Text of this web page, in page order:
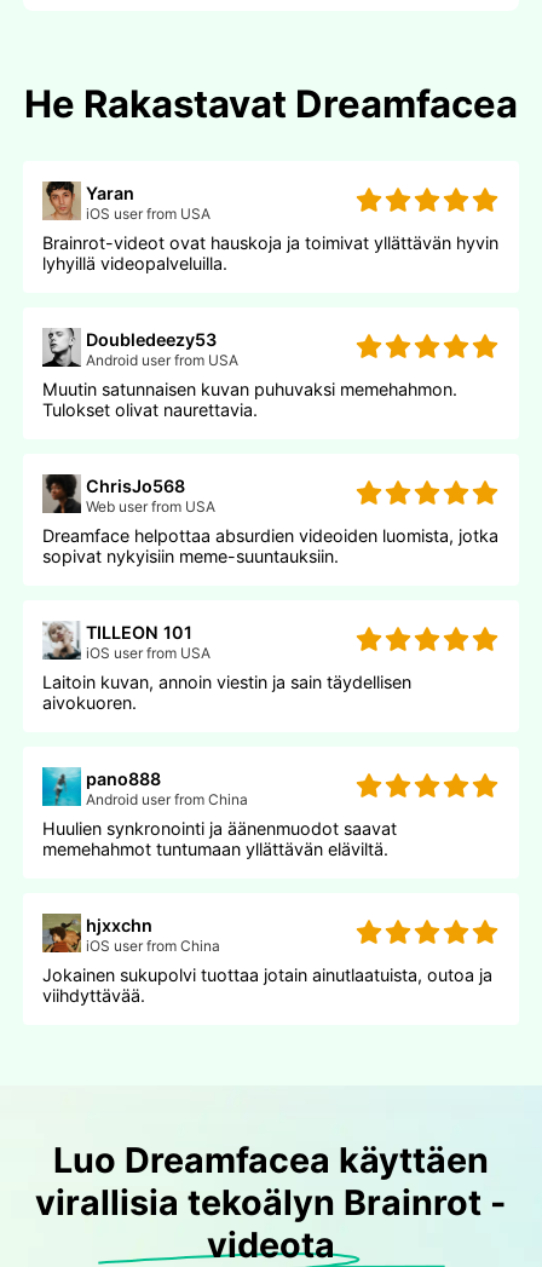
He Rakastavat Dreamfacea
Yaran
iOS user from USA
Brainrot-videot ovat hauskoja ja toimivat yllättävän hyvin
lyhyillä videopalveluilla.
Doubledeezy53
Android user from USA
Muutin satunnaisen kuvan puhuvaksi memehahmon.
Tulokset olivat naurettavia.
ChrisJo568
Web user from USA
Dreamface helpottaa absurdien videoiden luomista, jotka
sopivat nykyisiin meme-suuntauksiin.
TILLEON 101
iOS user from USA
Laitoin kuvan, annoin viestin ja sain täydellisen
aivokuoren.
pano888
Android user from China
Huulien synkronointi ja äänenmuodot saavat
memehahmot tuntumaan yllättävän eläviltä.
hjxxchn
iOS user from China
Jokainen sukupolvi tuottaa jotain ainutlaatuista, outoa ja
viihdyttävää.
Luo Dreamfacea käyttäen
virallisia tekoälyn Brainrot -
videota